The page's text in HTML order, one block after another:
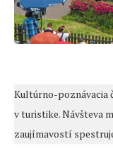
Kultúrno-
v turistike. Návšteva
zaujímavostí